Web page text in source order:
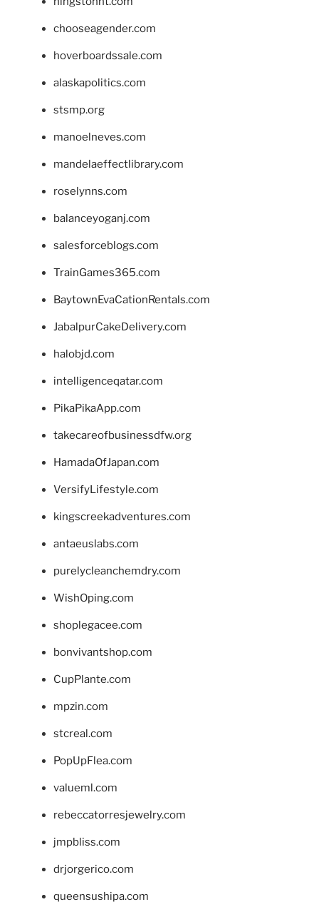
chooseagender.com
hoverboardssale.com
alaskapolitics.com
stsmp.org
manoelneves.com
mandelaeffectlibrary.com
roselynns.com
balanceyoganj.com
salesforceblogs.com
TrainGames365.com
BaytownEvaCationRentals.com
JabalpurCakeDelivery.com
halobjd.com
intelligenceqatar.com
PikaPikaApp.com
takecareofbusinessdfw.org
HamadaOfJapan.com
VersifyLifestyle.com
kingscreekadventures.com
antaeuslabs.com
purelycleanchemdry.com
WishOping.com
shoplegacee.com
bonvivantshop.com
CupPlante.com
mpzin.com
stcreal.com
PopUpFlea.com
valueml.com
rebeccatorresjewelry.com
jmpbliss.com
drjorgerico.com
queensushipa.com